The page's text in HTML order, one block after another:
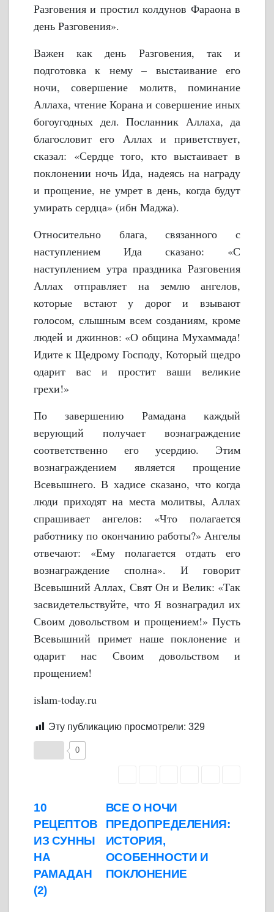
Разговения и простил колдунов Фараона в
день Разговения».
Важен как день Разговения, так и
подготовка к нему – выстаивание его
ночи, совершение молитв, поминание
Аллаха, чтение Корана и совершение иных
богоугодных дел. Посланник Аллаха, да
благословит его Аллах и приветствует,
сказал: «Сердце того, кто выстаивает в
поклонении ночь Ида, надеясь на награду
и прощение, не умрет в день, когда будут
умирать сердца» (ибн Маджа).
Относительно блага, связанного с
наступлением Ида сказано: «С
наступлением утра праздника Разговения
Аллах отправляет на землю ангелов,
которые встают у дорог и взывают
голосом, слышным всем созданиям, кроме
людей и джиннов: «О община Мухаммада!
Идите к Щедрому Господу, Который щедро
одарит вас и простит ваши великие
грехи!»
По завершению Рамадана каждый
верующий получает вознаграждение
соответственно его усердию. Этим
вознаграждением является прощение
Всевышнего. В хадисе сказано, что когда
люди приходят на места молитвы, Аллах
спрашивает ангелов: «Что полагается
работнику по окончанию работы?» Ангелы
отвечают: «Ему полагается отдать его
вознаграждение сполна». И говорит
Всевышний Аллах, Свят Он и Велик: «Так
засвидетельствуйте, что Я вознаградил их
Своим довольством и прощением!» Пусть
Всевышний примет наше поклонение и
одарит нас Своим довольством и
прощением!
islam-today.ru
Эту публикацию просмотрели: 329
0
Навигация
по
записям
ВСЕ О НОЧИ
ПРЕДОПРЕДЕЛЕНИЯ:
ИСТОРИЯ,
ОСОБЕННОСТИ И
ПОКЛОНЕНИЕ
10
РЕЦЕПТОВ
ИЗ СУННЫ
НА
РАМАДАН
(2)